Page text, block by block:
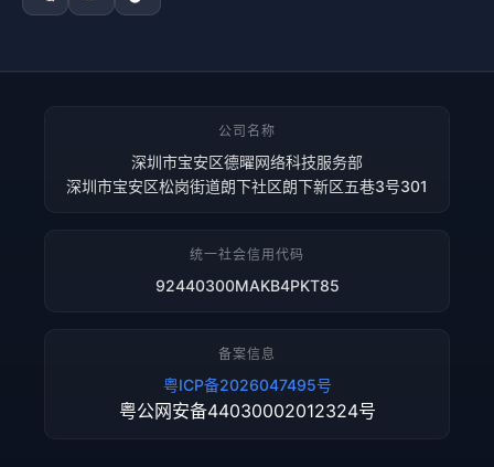
公司名称
深圳市宝安区德曜网络科技服务部
深圳市宝安区松岗街道朗下社区朗下新区五巷3号301
统一社会信用代码
92440300MAKB4PKT85
备案信息
粤ICP备2026047495号
粤公网安备44030002012324号